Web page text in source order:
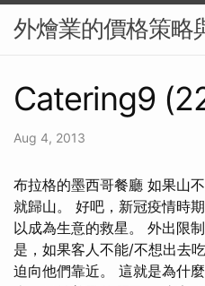
外燴業的價格策略
Catering9
Aug 4, 2013
布拉格的墨西哥餐廳 如果山
就歸山。 好吧，新冠疫情時
以成為生意的救星。 外出限
是，如果客人不能/不想出去
迫向他們靠近。 這就是為什